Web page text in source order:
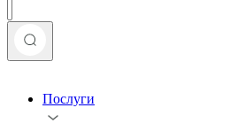
Послуги